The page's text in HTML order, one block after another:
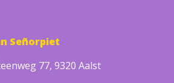
Señorpiet
77, 9320 Aalst